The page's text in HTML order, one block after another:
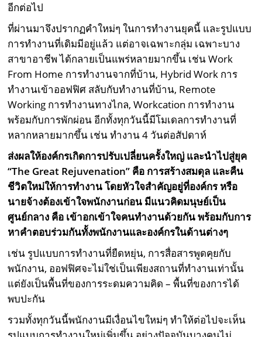
อีกต่อไป
ที่ผ่านมาจึงปรากฏคำใหม่ๆ ในการทำงานยุคนี้ และรูปแบบ
การทำงานที่เดิมมีอยู่แล้ว แต่อาจเฉพาะกลุ่ม เฉพาะบาง
สาขาอาชีพ ได้กลายเป็นแพร่หลายมากขึ้น เช่น Work
From Home การทำงานจากที่บ้าน, Hybrid Work การ
ทำงานเข้าออฟฟิศ สลับกับทำงานที่บ้าน, Remote
Working การทำงานทางไกล, Workcation การทำงาน
พร้อมกับการพักผ่อน อีกทั้งทุกวันนี้มีโมเดลการทำงานที่
หลากหลายมากขึ้น เช่น ทำงาน 4 วันต่อสัปดาห์
ส่งผลให้องค์กรเกิดการปรับเปลี่ยนครั้งใหญ่ และนำไปสู่ยุค
“The Great Rejuvenation” คือ การสร้างสมดุล และคืน
ชีวิตใหม่ให้การทำงาน โดยหัวใจสำคัญอยู่ที่องค์กร หรือ
นายจ้างต้องเข้าใจพนักงานก่อน มีแนวคิดมนุษย์เป็น
ศูนย์กลาง คือ เข้าอกเข้าใจคนทำงานด้วยกัน พร้อมกับการ
หาคำตอบร่วมกันทั้งพนักงานและองค์กรในด้านต่างๆ
เช่น รูปแบบการทำงานที่ยืดหยุ่น, การสื่อสารพูดคุยกับ
พนักงาน, ออฟฟิศจะไม่ใช่เป็นเพียงสถานที่ทำงานเท่านั้น
แต่ยังเป็นพื้นที่ของการระดมความคิด – พื้นที่ของการได้
พบปะกัน
รวมทั้งทุกวันนี้พนักงานมีเงื่อนไขใหม่ๆ ทำให้ต่อไปจะเห็น